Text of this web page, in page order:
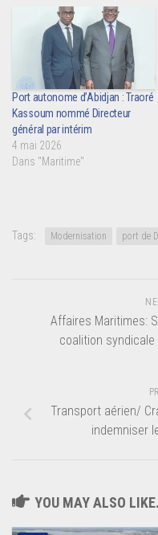
Port autonome d’Abidjan : Traoré
Kassoum nommé Directeur
général par intérim
4 mai 2026
Dans "Maritime"
Tags: Modernisation port de
Affaires Maritimes:
coalition
Transport aérien/
indemniser
YOU MAY ALSO